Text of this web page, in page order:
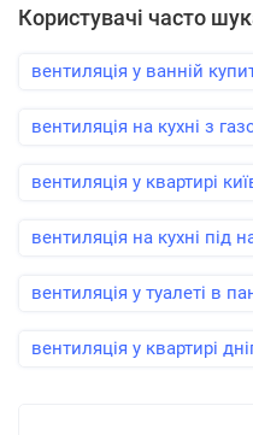
Користувачі часто
вентиляція у ванній
вентиляція на кухні з
вентиляція у квартирі
вентиляція на кухні під
вентиляція у туалеті в
вентиляція у квартирі